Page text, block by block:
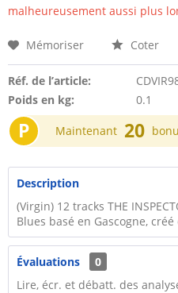
malheureusement aussi plus
Mémoriser Coter
Réf. de l’article:
Poids en kg:
0.1
P Maintenant 20
Description
(Virgin) 12 tracks THE
Blues basé en Gascogne,
Évaluations
0
Lire, écr. et débatt. des